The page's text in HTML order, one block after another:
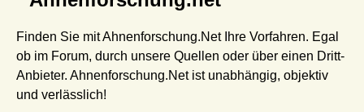
Finden Sie mit Ahnenforschung.Net Ihre Vorfahren. Egal
ob im Forum, durch unsere Quellen oder über einen Dritt-
Anbieter. Ahnenforschung.Net ist unabhängig, objektiv
und verlässlich!